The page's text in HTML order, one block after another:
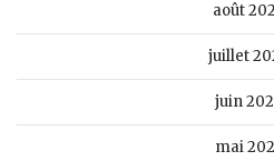
août
juillet
juin
mai